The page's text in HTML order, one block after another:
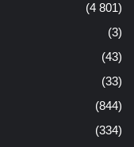
(4 801)
(3)
(43)
(33)
(844)
(334)